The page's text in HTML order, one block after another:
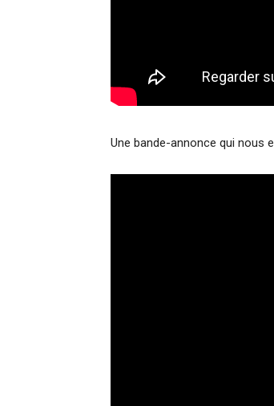
Une bande-annonce qui nous